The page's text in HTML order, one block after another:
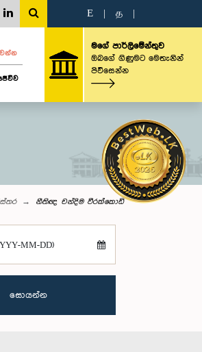
E த
මගේ පාර්ලිමේන්තුව
ඔබගේ ගිණුමට මෙතැනින්
පිවිසෙන්න
නීතිඥ චන්දිම වීරක්කොඩි
MM-DD)
සොයන්න